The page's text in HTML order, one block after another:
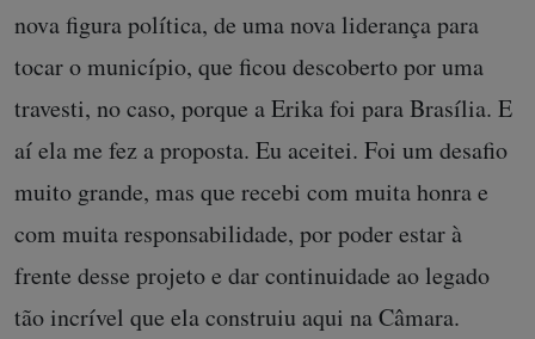
nova figura política, de uma nova liderança para
tocar o município, que ficou descoberto por uma
travesti, no caso, porque a Erika foi para Brasília. E
aí ela me fez a proposta. Eu aceitei. Foi um desafio
muito grande, mas que recebi com muita honra e
com muita responsabilidade, por poder estar à
frente desse projeto e dar continuidade ao legado
tão incrível que ela construiu aqui na Câmara.